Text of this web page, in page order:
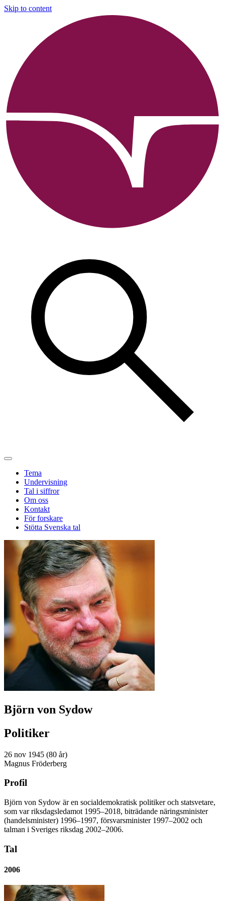
Skip to content
Tema
Undervisning
Tal i siffror
Om oss
Kontakt
För forskare
Stötta Svenska tal
Björn von Sydow
Politiker
26 nov 1945 (80 år)
Magnus Fröderberg
Profil
Björn von Sydow är en socialdemokratisk politiker och statsvetare,
som var riksdagsledamot 1995–2018, biträdande näringsminister
(handelsminister) 1996–1997, försvarsminister 1997–2002 och
talman i Sveriges riksdag 2002–2006.
Tal
2006